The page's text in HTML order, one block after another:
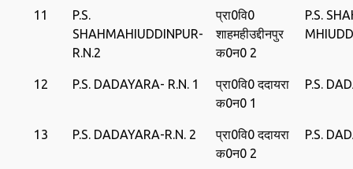
11
P.S.
SHAHMAHIUDDINPUR-
R.N.2
प्रा0वि0
शाहमहीउद्दीनपुर
क0न0 2
P.S.
12 P.S. DADAYARA- R.N. 1
प्रा0वि0 ददायरा
क0न0 1
P.S.
13 P.S. DADAYARA-R.N. 2
प्रा0वि0 ददायरा
क0न0 2
P.S.